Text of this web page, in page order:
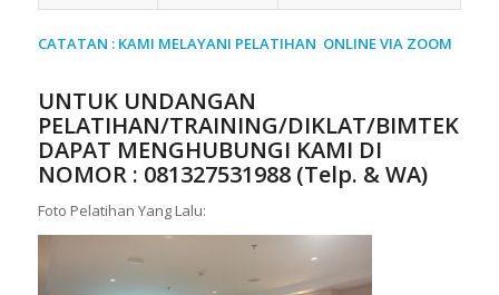
CATATAN : KAMI MELAYANI PELATIHAN ONLINE VIA ZOOM
UNTUK UNDANGAN
PELATIHAN/TRAINING/DIKLAT/BIMTEK
DAPAT MENGHUBUNGI KAMI DI
NOMOR : 081327531988 (Telp. & WA)
Foto Pelatihan Yang Lalu: